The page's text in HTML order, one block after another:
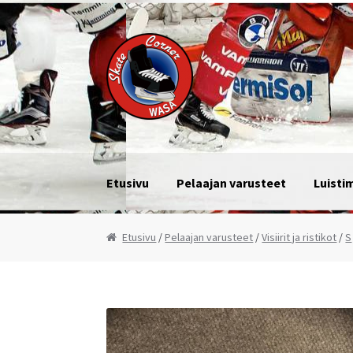
Siirry navigointiin
Siirry sisältöön
Etusivu Pelaajan varusteet
EtusivuHinnasto Ota yhteyttäKassa
Etusivu /Pelaajan varusteet /Visiirit ja ristikot /S